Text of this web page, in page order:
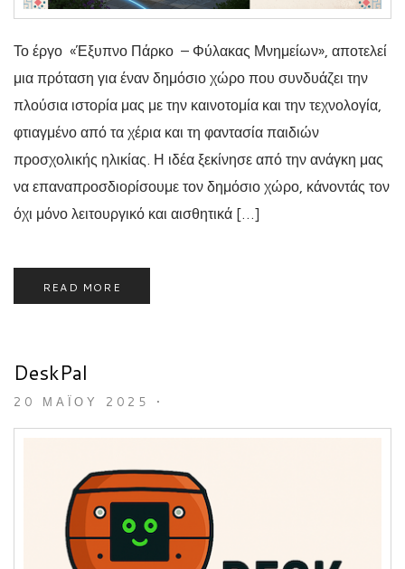
Το έργο «Έξυπνο Πάρκο – Φύλακας Μνημείων», αποτελεί
μια πρόταση για έναν δημόσιο χώρο που συνδυάζει την
πλούσια ιστορία μας με την καινοτομία και την τεχνολογία,
φτιαγμένο από τα χέρια και τη φαντασία παιδιών
προσχολικής ηλικίας. Η ιδέα ξεκίνησε από την ανάγκη μας
να επαναπροσδιορίσουμε τον δημόσιο χώρο, κάνοντάς τον
όχι μόνο λειτουργικό και αισθητικά […]
READ MORE
DeskPal
20 ΜΑΪ́ΟΥ 2025 •